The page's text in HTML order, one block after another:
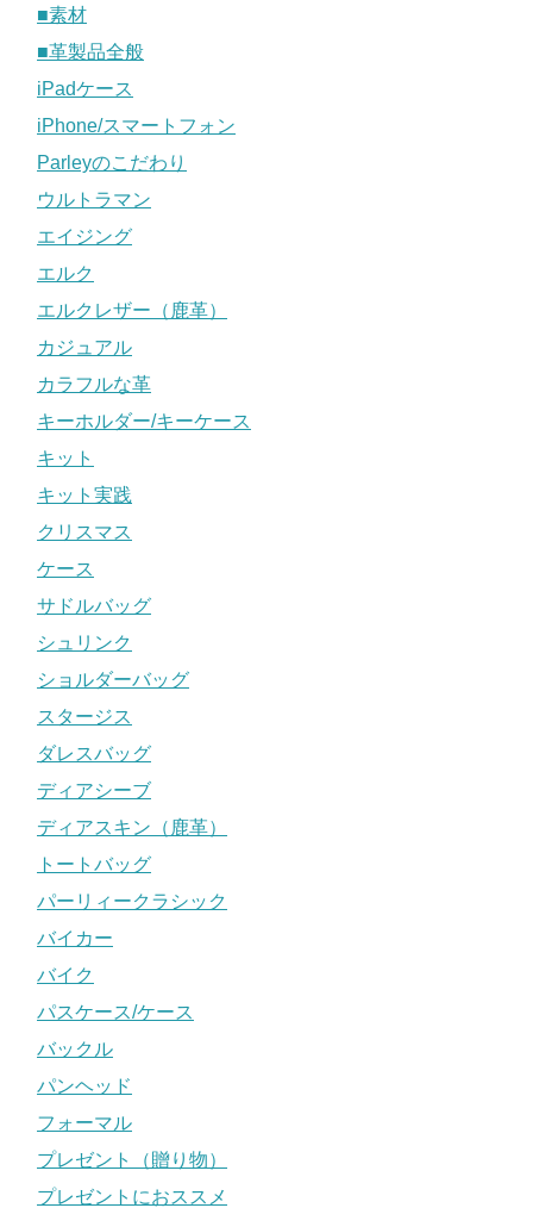
■素材
■革製品全般
iPadケース
iPhone/スマートフォン
Parleyのこだわり
ウルトラマン
エイジング
エルク
エルクレザー（鹿革）
カジュアル
カラフルな革
キーホルダー/キーケース
キット
キット実践
クリスマス
ケース
サドルバッグ
シュリンク
ショルダーバッグ
スタージス
ダレスバッグ
ディアシーブ
ディアスキン（鹿革）
トートバッグ
パーリィークラシック
バイカー
バイク
パスケース/ケース
バックル
パンヘッド
フォーマル
プレゼント（贈り物）
プレゼントにおススメ